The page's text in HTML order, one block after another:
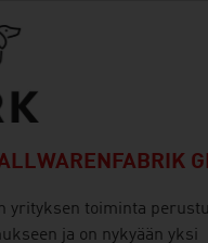
yrityksen toiminta
ja on nykyään yksi